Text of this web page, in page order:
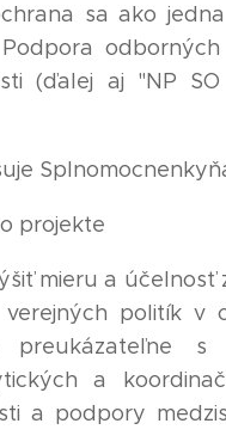
sa ako
(ďalej aj "NP
projekte
mieru a účelnosť
politík v
s
a
a podpory